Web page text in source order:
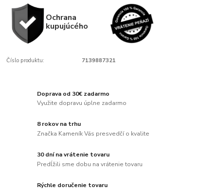
Ochrana
kupujúcého
Číslo produktu: 7139887321
Doprava od 30€ zadarmo
Využite dopravu úplne zadarmo
8 rokov na trhu
Značka Kameník Vás presvedčí o kvalite
30 dní na vrátenie tovaru
Predĺžili sme dobu na vrátenie tovaru
Rýchle doručenie tovaru